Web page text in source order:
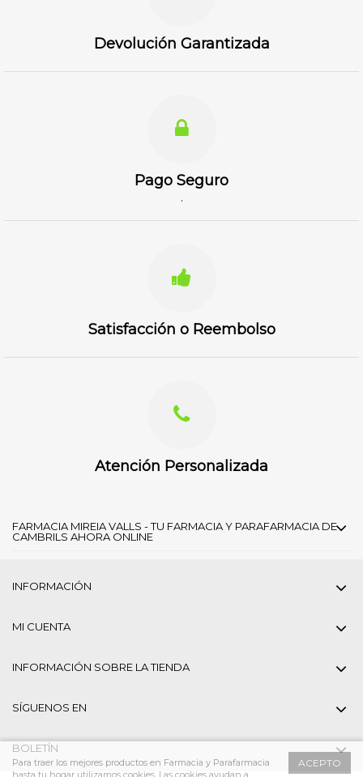
Devolución Garantizada
Pago Seguro
.
Satisfacción o Reembolso
Atención Personalizada
FARMACIA MIREIA VALLS - TU FARMACIA Y PARAFARMACIA DE
CAMBRILS AHORA ONLINE
INFORMACIÓN
MI CUENTA
INFORMACIÓN SOBRE LA TIENDA
SÍGUENOS EN
BOLETÍN
ACEPTO
Para traer los mejores productos en Farmacia y Parafarmacia
hasta tu hogar utilizamos cookies. Las cookies ayudan a